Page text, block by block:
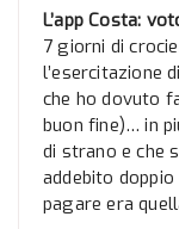
L’app Costa:
7 giorni di
l’esercitazione
che ho dovuto
buon fine)… in
di strano e che
addebito
pagare era